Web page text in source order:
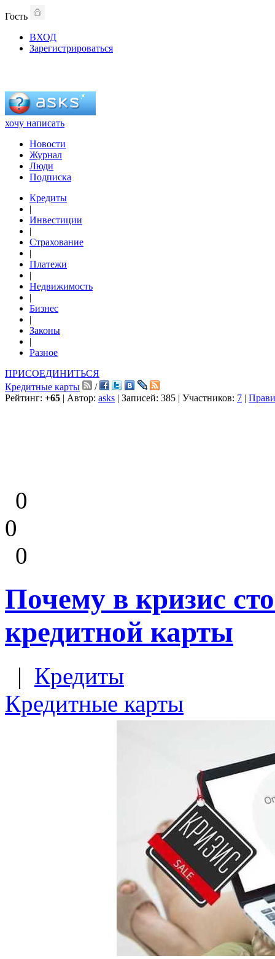
Гость
ВХОД
Зарегистрироваться
хочу написать
Новости
Журнал
Люди
Подписка
Кредиты
|
Инвестиции
|
Страхование
|
Платежи
|
Недвижимость
|
Бизнес
|
Законы
|
Разное
ПРИСОЕДИНИТЬСЯ
Кредитные карты
/
Рейтинг: +65 | Автор: asks | Записей: 385 | Участников: 7 |
0
0
0
Почему в кризис
кредитной карты
| Кредиты
Кредитные карты